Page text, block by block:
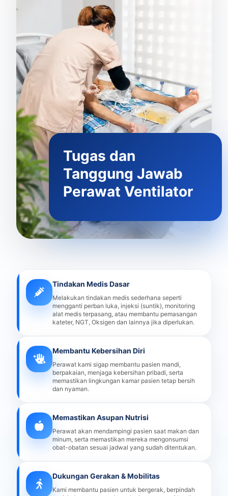
Tugas dan
Tanggung Jawab
Perawat Ventilator
Tindakan Medis Dasar
Melakukan tindakan medis sederhana seperti
mengganti perban luka, injeksi (suntik), monitoring
alat medis terpasang, atau membantu pemasangan
kateter, NGT, Oksigen dan lainnya jika diperlukan.
Membantu Kebersihan Diri
Perawat kami sigap membantu pasien mandi,
berpakaian, menjaga kebersihan pribadi, serta
memastikan lingkungan kamar pasien tetap bersih
dan nyaman.
Memastikan Asupan Nutrisi
Perawat akan mendampingi pasien saat makan dan
minum, serta memastikan mereka mengonsumsi
obat-obatan sesuai jadwal yang sudah ditentukan.
Dukungan Gerakan & Mobilitas
Kami membantu pasien untuk bergerak, berpindah